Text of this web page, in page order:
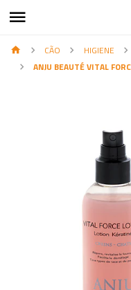
CÃO HIGIENE
ANJU BEAUTÉ VITAL